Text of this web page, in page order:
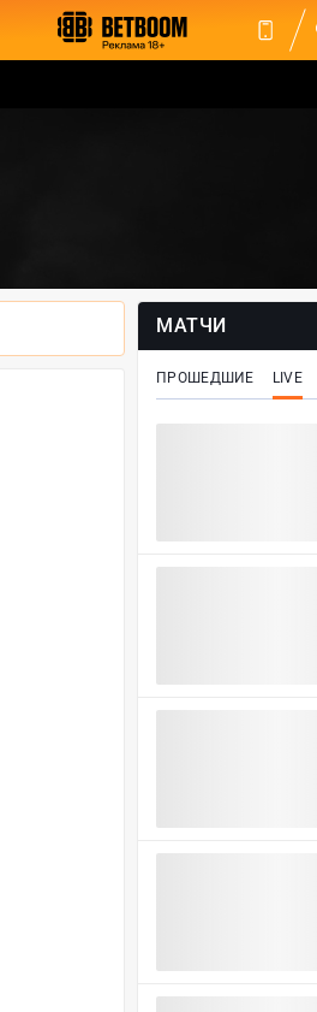
МАТЧИ
ПРОШЕДШИЕ LIVE